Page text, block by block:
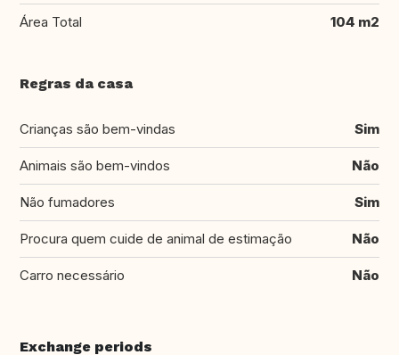
Área Total 104 m2
Regras da casa
Crianças são bem-vindas Sim
Animais são bem-vindos Não
Não fumadores Sim
Procura quem cuide de animal de estimação Não
Carro necessário Não
Exchange periods